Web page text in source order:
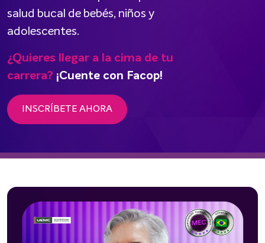
salud bucal de bebés, niños y
adolescentes.
¿Quieres llegar a la cima de tu
carrera? ¡Cuente con Facop!
INSCRÍBETE AHORA